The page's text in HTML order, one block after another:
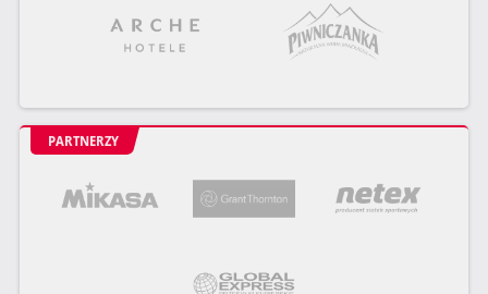
PARTNERZY